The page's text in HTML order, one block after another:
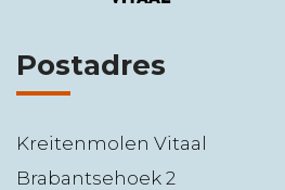
Postadres
Kreitenmolen Vitaal
Brabantsehoek 2